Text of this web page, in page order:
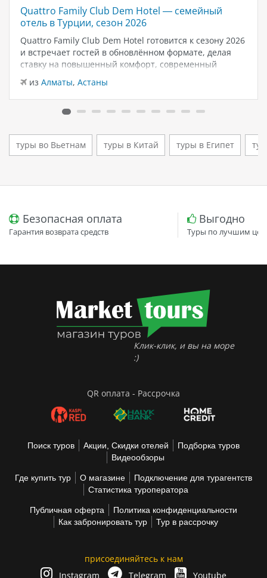
Quattro Family Club Dem Hotel — семейный
отель в Турции, сезон 2026
Quattro Family Club Dem Hotel готовится к сезону 2026
и встречает гостей в обновлённом формате, делая
ставку на повышенный комфорт, современный
дизайн и атмосферу спокойного семейного отдыха у
моря. Отель остаётся популярным выбором для тех,
кто ищет семейный отель в…
из Алматы, Астаны
туры во Вьетнам туры в Китай туры в Египет
Безопасная оплата
Гарантия возврата средств
Выгодно
Туры по лучшим
Клик-клик, и вы на море
:)
QR оплата - Рассрочка
Поиск туров Акции, Скидки отелей
Подборка туров
Видеообзоры
Где купить тур О магазине
Подключение для турагентств
Статистика туроператора
Публичная оферта
Политика конфиденциальности
Как забронировать тур
Тур в рассрочку
присоединяйтесь к нам
Instagram
Telegram Youtube